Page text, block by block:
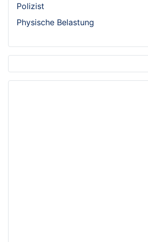
Polizist
Physische Belastung